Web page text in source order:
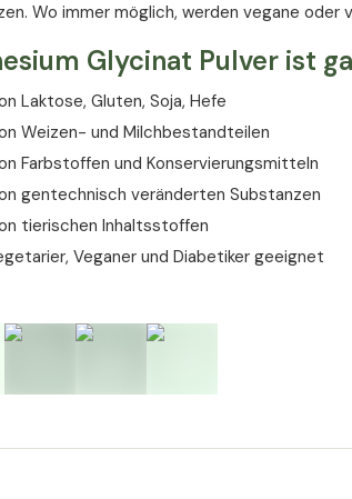
(Magnesium).
enthält keine Allergene.
Wo immer möglich, werden vegane
Glycinat Pulver ist
Laktose, Gluten, Soja, Hefe
Weizen- und Milchbestandteilen
Farbstoffen und Konservierungsmitteln
gentechnisch veränderten Substanzen
tierischen Inhaltsstoffen
Veganer und Diabetiker geeignet